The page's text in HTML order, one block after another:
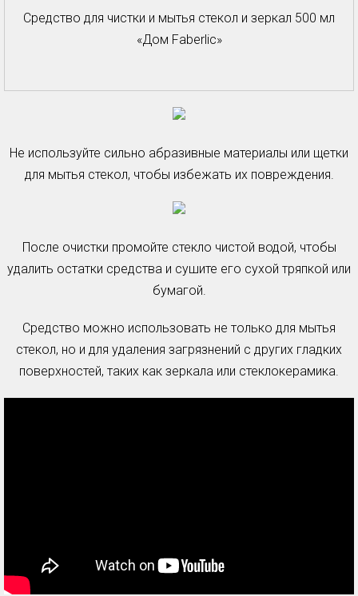
Средство для чистки и мытья стекол и зеркал 500 мл
«Дом Faberlic»
Не используйте сильно абразивные материалы или щетки
для мытья стекол, чтобы избежать их повреждения.
После очистки промойте стекло чистой водой, чтобы
удалить остатки средства и сушите его сухой тряпкой или
бумагой.
Средство можно использовать не только для мытья
стекол, но и для удаления загрязнений с других гладких
поверхностей, таких как зеркала или стеклокерамика.